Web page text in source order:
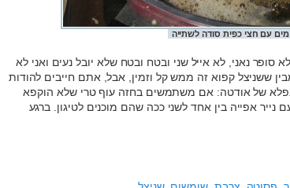
מים עם חצי כפית סודה לשתייה
סופר נאני, לא אייל שני ובטח ובטח שלא יובל נעים ואני לא
ששניצל קפוא זה ממש קל וזמין, אבל, אתם חייבים להודות
של אודטה: אם משתמשים בחזה עוף טרי שלא הוקפא
אפייה בין אחד לשני ככה שהם מוכנים לטיגון. ברגע